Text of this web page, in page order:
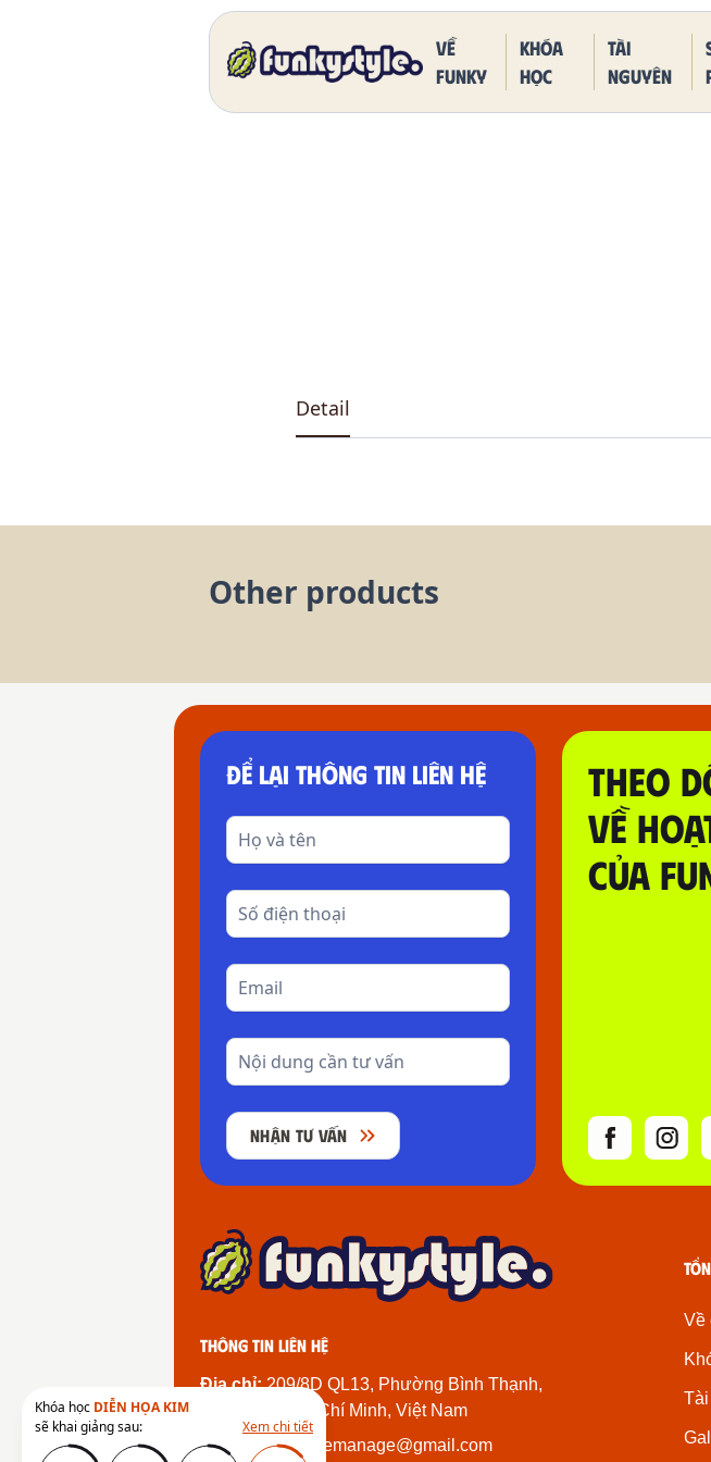
Khóa học DIỄN HỌA KIM
sẽ khai giảng sau:
Xem chi tiết
Về
funky
Khóa
học
Tài
nguyên
Home Our Products DK 5011 One Piece Kaido Blue Dragon Form
Detail
Other products
ĐỂ LẠI THÔNG TIN LIÊN HỆ
NHẬN TƯ VẤN
THEO
VỀ
CỦA
Thông tin liên hệ
Địa chỉ:209/8D QL13, Phường Bình Thạnh,
Thành Phố Hồ Chí Minh, Việt Nam
Email:
funkystylemanage@gmail.com
Về